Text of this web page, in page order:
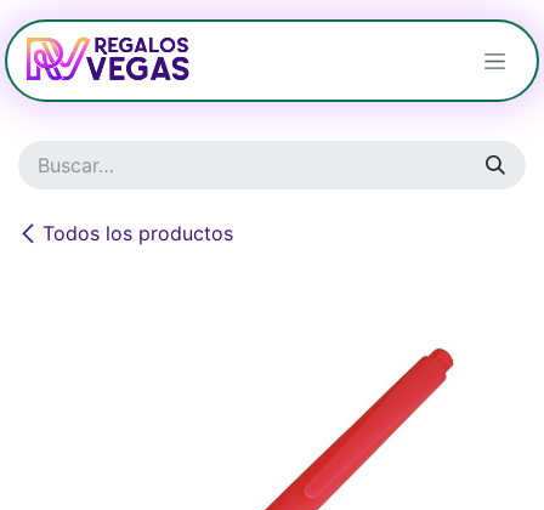
Ir al contenido
Todos los productos